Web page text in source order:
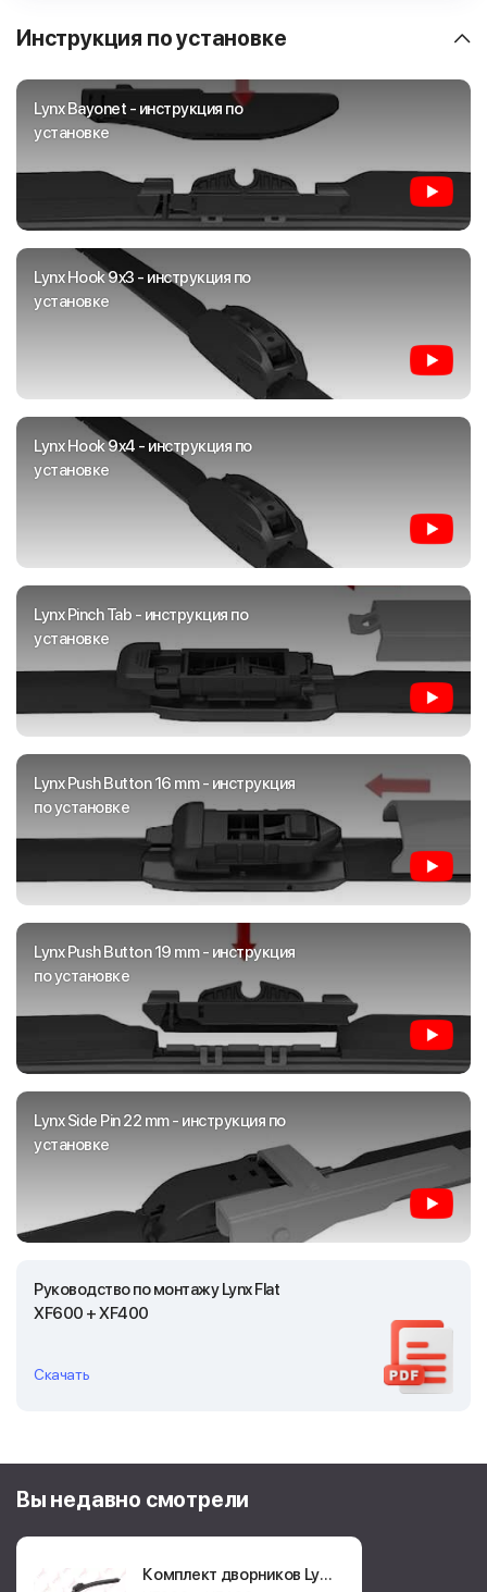
Инструкция по установке
Lynx Bayonet - инструкция по
установке
Lynx Hook 9x3 - инструкция по
установке
Lynx Hook 9x4 - инструкция по
установке
Lynx Pinch Tab - инструкция по
установке
Lynx Push Button 16 mm - инструкция
по установке
Lynx Push Button 19 mm - инструкция
по установке
Lynx Side Pin 22 mm - инструкция по
установке
Руководство по монтажу Lynx Flat
XF600 + XF400
Скачать
Вы недавно смотрели
Комплект дворников Lynx